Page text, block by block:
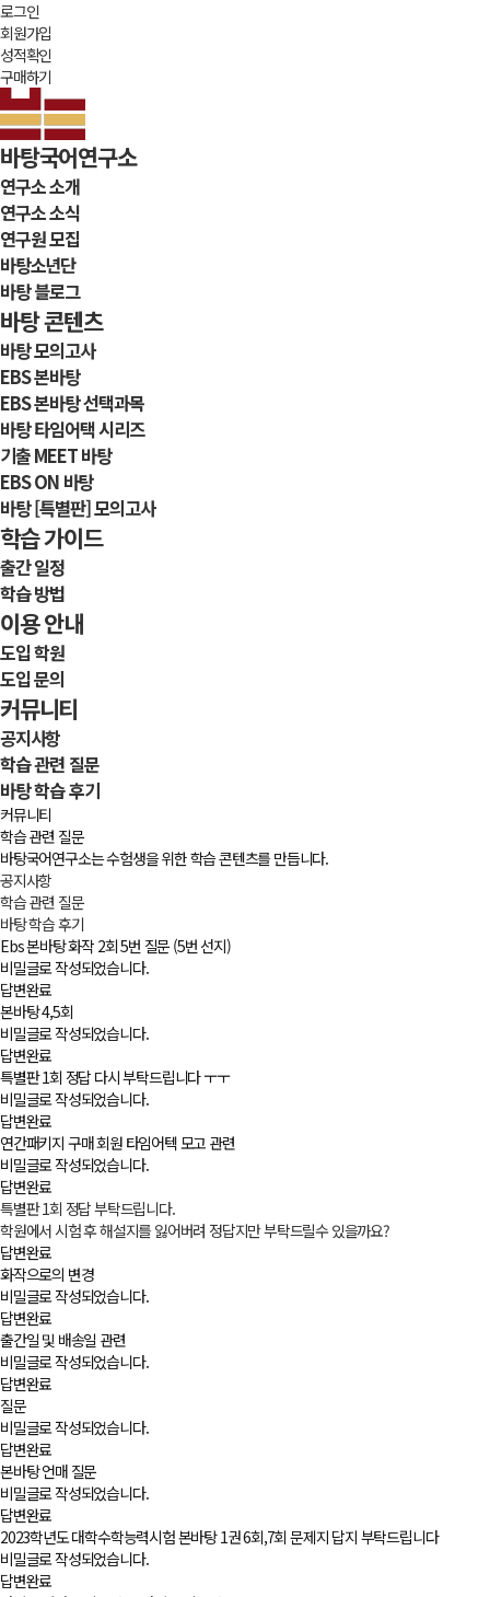
로그인
회원가입
성적확인
구매하기
바탕국어연구소
연구소 소개
연구소 소식
연구원 모집
바탕소년단
바탕 블로그
바탕 콘텐츠
바탕 모의고사
EBS 본바탕
EBS 본바탕 선택과목
바탕 타임어택 시리즈
기출 MEET 바탕
EBS ON 바탕
바탕 [특별판] 모의고사
학습 가이드
출간 일정
학습 방법
이용 안내
도입 학원
도입 문의
커뮤니티
공지사항
학습 관련 질문
바탕 학습 후기
커뮤니티
학습 관련 질문
바탕국어연구소는 수험생을 위한 학습 콘텐츠를 만듭니다.
공지사항
학습 관련 질문
바탕 학습 후기
Ebs 본바탕 화작 2회 5번 질문 (5번 선지)
비밀글로 작성되었습니다.
답변완료
본바탕 4,5회
비밀글로 작성되었습니다.
답변완료
특별판 1회 정답 다시 부탁드립니다 ㅜㅜ
비밀글로 작성되었습니다.
답변완료
연간패키지 구매 회원 타임어텍 모고 관련
비밀글로 작성되었습니다.
답변완료
특별판 1회 정답 부탁드립니다.
학원에서 시험 후 해설지를 잃어버려 정답지만 부탁드릴수 있을까요?
답변완료
화작으로의 변경
비밀글로 작성되었습니다.
답변완료
출간일 및 배송일 관련
비밀글로 작성되었습니다.
답변완료
질문
비밀글로 작성되었습니다.
답변완료
본바탕 언매 질문
비밀글로 작성되었습니다.
답변완료
2023학년도 대학수학능력시험 본바탕 1권 6회,7회 문제지 답지 부탁드립니다
비밀글로 작성되었습니다.
답변완료